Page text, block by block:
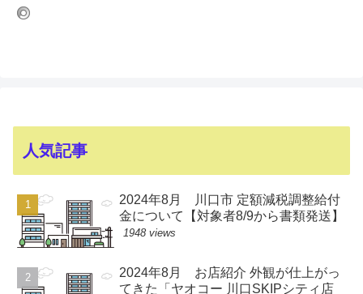
人気記事
2024年8月 川口市 定額減税調整給付
金について【対象者8/9から書類発送】
1948 views
2024年8月 お店紹介 外観が仕上がっ
てきた「ヤオコー 川口SKIPシティ店